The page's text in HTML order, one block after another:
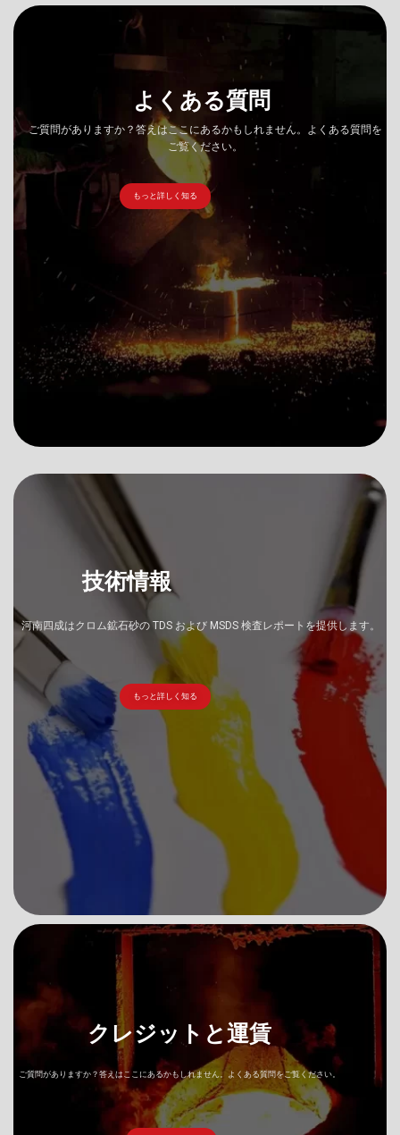
もっと詳しく知る
ご質問がありますか？答えはここにあるかもしれません。よくある質問を
ご覧ください。
よくある質問
河南四成はクロム鉱石砂の TDS および MSDS 検査レポートを提供します。
技術情報
もっと詳しく知る
クレジットと運賃
ご質問がありますか？答えはここにあるかもしれません。よくある質問をご覧ください。